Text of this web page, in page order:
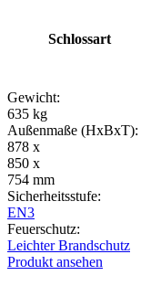
Schlossart
Gewicht:
635 kg
Außenmaße (HxBxT):
878 x
850 x
754 mm
Sicherheitsstufe:
EN3
Feuerschutz:
Leichter Brandschutz
Produkt ansehen